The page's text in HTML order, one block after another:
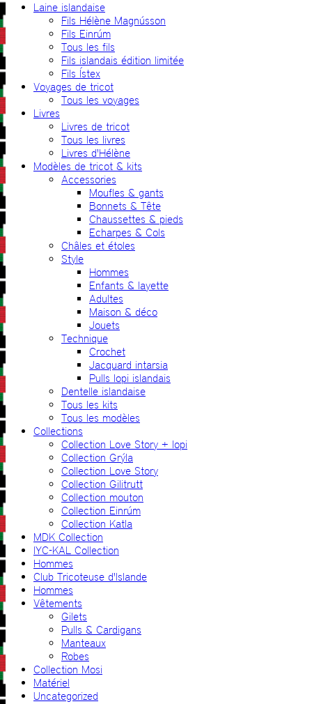
Laine islandaise
Fils Hélène Magnússon
Fils Einrúm
Tous les fils
Fils islandais édition limitée
Fils Ístex
Voyages de tricot
Tous les voyages
Livres
Livres de tricot
Tous les livres
Livres d'Hélène
Modèles de tricot & kits
Accessories
Moufles & gants
Bonnets & Tête
Chaussettes & pieds
Echarpes & Cols
Châles et étoles
Style
Hommes
Enfants & layette
Adultes
Maison & déco
Jouets
Technique
Crochet
Jacquard intarsia
Pulls lopi islandais
Dentelle islandaise
Tous les kits
Tous les modèles
Collections
Collection Love Story + lopi
Collection Grýla
Collection Love Story
Collection Gilitrutt
Collection mouton
Collection Einrúm
Collection Katla
MDK Collection
IYC-KAL Collection
Hommes
Club Tricoteuse d'Islande
Hommes
Vêtements
Gilets
Pulls & Cardigans
Manteaux
Robes
Collection Mosi
Matériel
Uncategorized